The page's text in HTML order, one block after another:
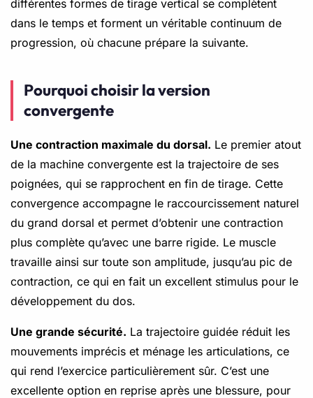
différentes formes de tirage vertical se complètent
dans le temps et forment un véritable continuum de
progression, où chacune prépare la suivante.
Pourquoi choisir la version
convergente
Une contraction maximale du dorsal. Le premier atout
de la machine convergente est la trajectoire de ses
poignées, qui se rapprochent en fin de tirage. Cette
convergence accompagne le raccourcissement naturel
du grand dorsal et permet d’obtenir une contraction
plus complète qu’avec une barre rigide. Le muscle
travaille ainsi sur toute son amplitude, jusqu’au pic de
contraction, ce qui en fait un excellent stimulus pour le
développement du dos.
Une grande sécurité. La trajectoire guidée réduit les
mouvements imprécis et ménage les articulations, ce
qui rend l’exercice particulièrement sûr. C’est une
excellente option en reprise après une blessure, pour